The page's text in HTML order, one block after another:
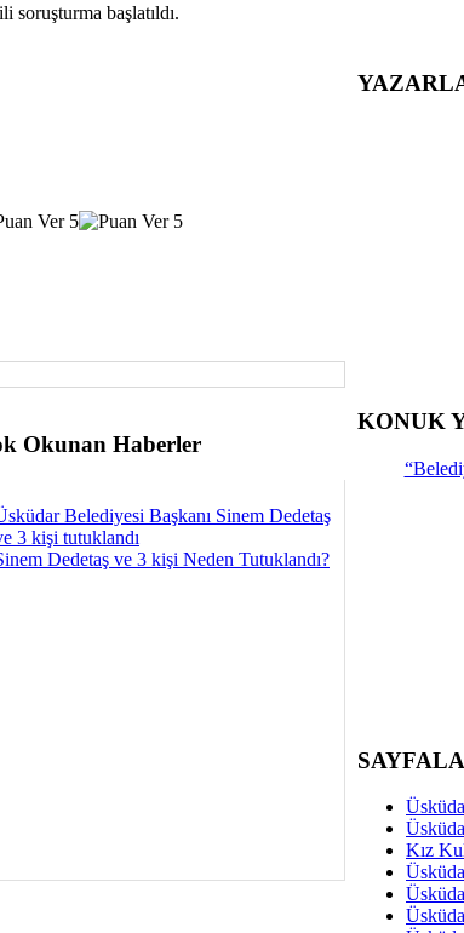
soruşturma başlatıldı.
Okunan Haberler
Belediyesi Başkanı Sinem Dedetaş
3 kişi tutuklandı
Dedetaş ve 3 kişi Neden Tutuklandı?
KONUK
Kız